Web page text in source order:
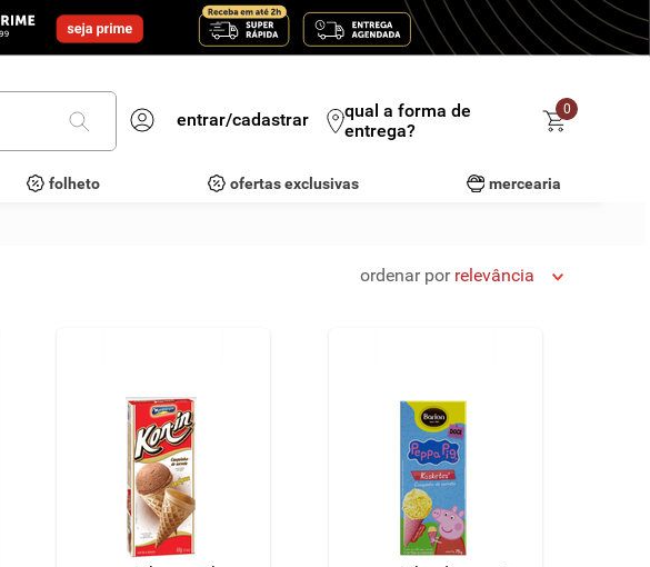
entrar/cadastrar
qual a forma de
entrega?
0
folheto ofertas exclusivas mercearia
ordenar por relevância